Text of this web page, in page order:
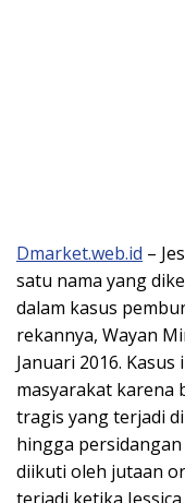
Dmarket.web.id –
satu nama yang
dalam kasus
rekannya, Wayan
Januari 2016.
masyarakat karena
tragis yang terjadi
hingga
diikuti oleh jutaan